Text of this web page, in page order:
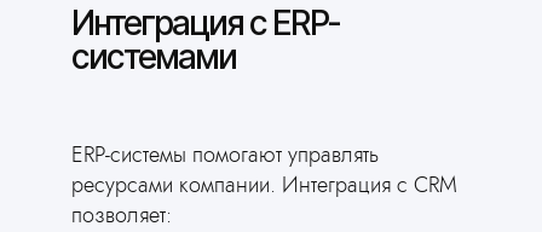
Интеграция с ERP-
системами
ERP-системы помогают управлять
ресурсами компании. Интеграция с CRM
позволяет: